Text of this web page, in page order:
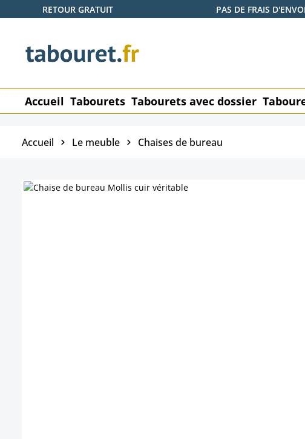
au contenu principal
Passer à la recherche
Passer à la navigation principale
RETOUR GRATUIT PAS DE FRAIS D'ENVOI
Accueil Tabourets Tabourets avec dossier
Accueil Le meuble Chaises de bureau